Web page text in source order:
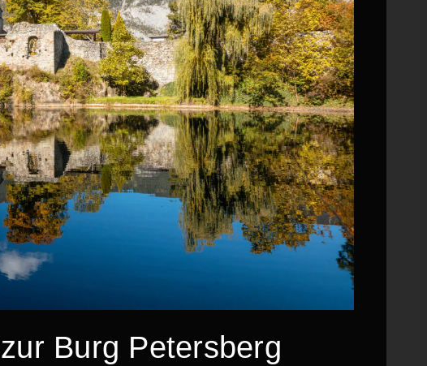
Burg Petersberg